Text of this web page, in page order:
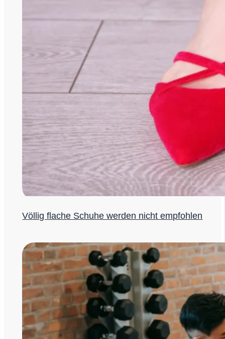
Völlig flache Schuhe werden nicht empfohlen